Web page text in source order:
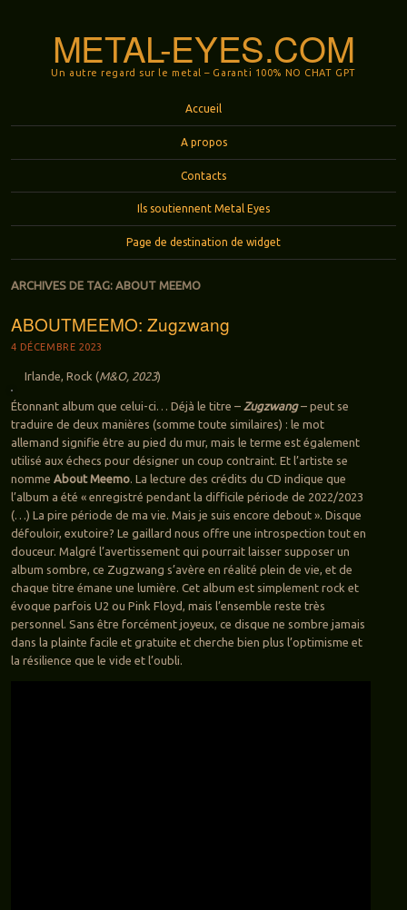
METAL-EYES.COM
Un autre regard sur le metal – Garanti 100% NO CHAT GPT
Accueil
A propos
Contacts
Ils soutiennent Metal Eyes
Page de destination de widget
ARCHIVES DE TAG: ABOUT MEEMO
ABOUTMEEMO: Zugzwang
4 DÉCEMBRE 2023
Irlande, Rock (M&O, 2023)
Étonnant album que celui-ci… Déjà le titre – Zugzwang– peut se
traduire de deux manières (somme toute similaires) : le mot
allemand signifie être au pied du mur, mais le terme est également
utilisé aux échecs pour désigner un coup contraint. Et l’artiste se
nomme About Meemo. La lecture des crédits du CD indique que
l’album a été « enregistré pendant la difficile période de 2022/2023
(…) La pire période de ma vie. Mais je suis encore debout ». Disque
défouloir, exutoire? Le gaillard nous offre une introspection tout en
douceur. Malgré l’avertissement qui pourrait laisser supposer un
album sombre, ce Zugzwang s’avère en réalité plein de vie, et de
chaque titre émane une lumière. Cet album est simplement rock et
évoque parfois U2 ou Pink Floyd, mais l’ensemble reste très
personnel. Sans être forcément joyeux, ce disque ne sombre jamais
dans la plainte facile et gratuite et cherche bien plus l’optimisme et
la résilience que le vide et l’oubli.